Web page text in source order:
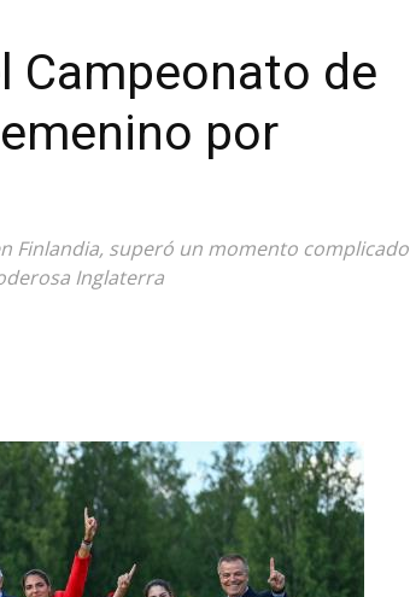
Campeonato de
por
Finlandia, superó un momento complicado
Inglaterra